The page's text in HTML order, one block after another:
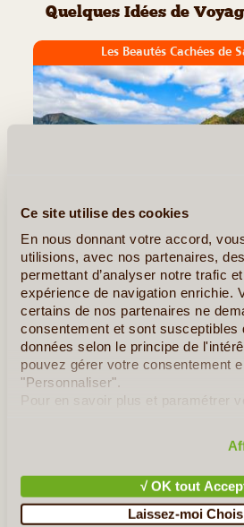
Ce site utilise des cookies
En nous donnant votre accord,
utilisions, avec nos partenaires,
permettant d’analyser notre trafic
expérience de navigation enrichie.
certains de nos partenaires ne
consentement et sont susceptibles
données selon le principe de
pouvez gérer votre consentement
"Personnaliser".
Pour en savoir plus et paramétrer
√ OK tout
Laissez-moi
Quelques Idées de
Les Beautés Cachées de
7J/6N
Sao Miguel ou « ile verte » est la plus
745m2, elle se situe dans le groupe
la population açorienne. Elle doit sa
prairies et forets qui recouvrent (...)
Les Trésors de l’île São